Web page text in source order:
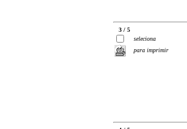
3 / 5
seleciona
para imprimir